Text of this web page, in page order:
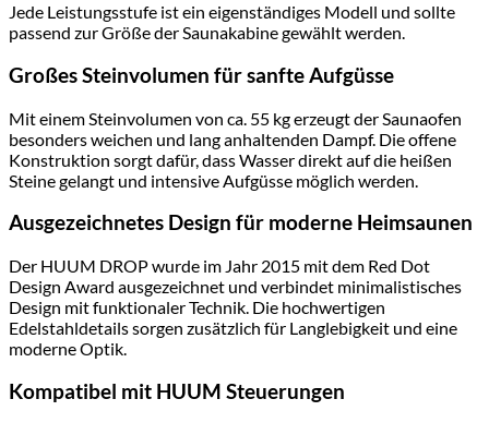
Jede Leistungsstufe ist ein eigenständiges Modell und sollte
passend zur Größe der Saunakabine gewählt werden.
Großes Steinvolumen für sanfte Aufgüsse
Mit einem Steinvolumen von ca. 55 kg erzeugt der Saunaofen
besonders weichen und lang anhaltenden Dampf. Die offene
Konstruktion sorgt dafür, dass Wasser direkt auf die heißen
Steine gelangt und intensive Aufgüsse möglich werden.
Ausgezeichnetes Design für moderne Heimsaunen
Der HUUM DROP wurde im Jahr 2015 mit dem Red Dot
Design Award ausgezeichnet und verbindet minimalistisches
Design mit funktionaler Technik. Die hochwertigen
Edelstahldetails sorgen zusätzlich für Langlebigkeit und eine
moderne Optik.
Kompatibel mit HUUM Steuerungen